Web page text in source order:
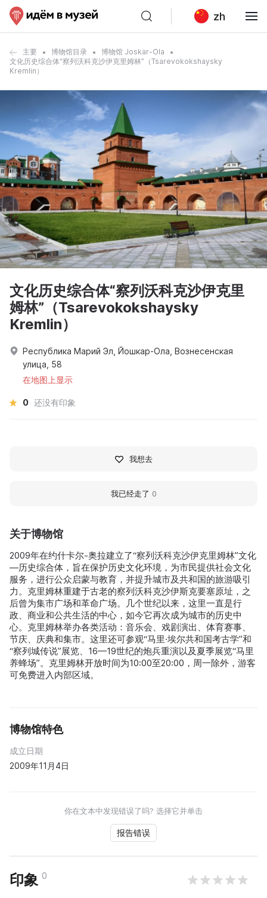
zh
主要 博物馆目录
博物馆 Joskar-Ola
文化历史综合体“察列沃科克沙伊克里姆林”（Tsarevokokshaysky
Kremlin）
关于博物馆
2009年在约什卡尔-奥拉建立了“察列沃科克沙伊克里姆林”文化
—历史综合体，旨在保护历史文化环境，为市民提供社会文化
服务，进行公众启蒙与教育，并提升城市及共和国的旅游吸引
力。克里姆林重建于古老的察列沃科克沙伊斯克要塞原址，之
后曾为集市广场和革命广场。几个世纪以来，这里一直是行
政、商业和公共生活的中心，如今它再次成为城市的历史中
心。克里姆林举办各类活动：音乐会、戏剧演出、体育赛事、
节庆、庆典和集市。这里还可参观“马里·埃尔共和国考古学”和
“察列城传说”展览、16—19世纪的炮兵重演以及夏季展览“马里
养蜂场”。克里姆林开放时间为10:00至20:00，周一除外，游客
可免费进入内部区域。
博物馆特色
成立日期
2009年11月4日
你在文本中发现错误了吗? 选择它并单击
报告错误
印象 0
文化历史综合体“察列沃科克沙伊克里
姆林”（Tsarevokokshaysky
Kremlin）
Республика Марий Эл, Йошкар-Ола, Вознесенская
улица, 58
在地图上显示
0 还没有印象
我想去
我已经走了 0